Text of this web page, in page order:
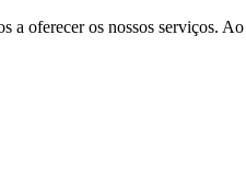
a oferecer os nossos serviços.